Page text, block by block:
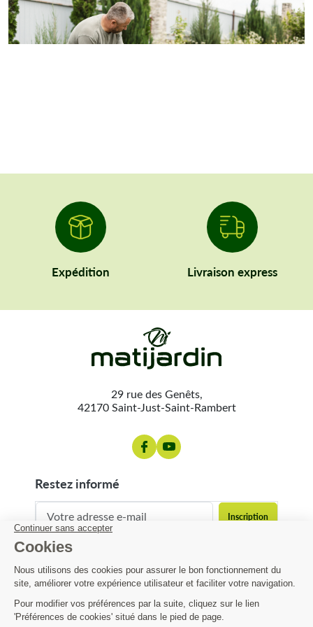
Expédition Livraison express
29 rue des Genêts,
42170 Saint-Just-Saint-Rambert
restez informé
contact@matijardin.fr 04 81 120 120
Matijardin